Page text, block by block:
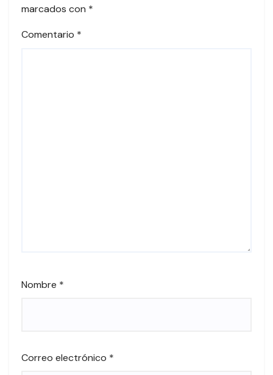
marcados con *
Comentario *
Nombre *
Correo electrónico *